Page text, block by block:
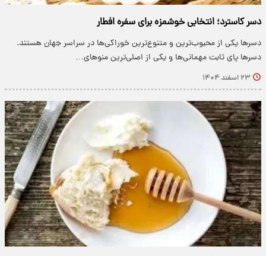
دسر کاسترد؛ انتخابی خوشمزه برای سفره افطار
دسرها یکی از محبوب‌ترین و متنوع‌ترین خوراکی‌ها در سراسر جهان هستند.
دسرها پای ثابت مهمانی‌ها و یکی از اصلی‌ترین منوهای…
۲۳ اسفند ۱۴۰۴